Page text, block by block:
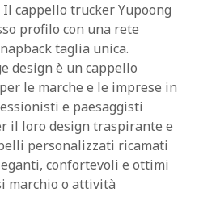
cappello trucker Yupoong
profilo con una rete
taglia unica.
design è un cappello
le marche e le imprese in
e paesaggisti
il loro design traspirante e
personalizzati ricamati
confortevoli e ottimi
marchio o attività